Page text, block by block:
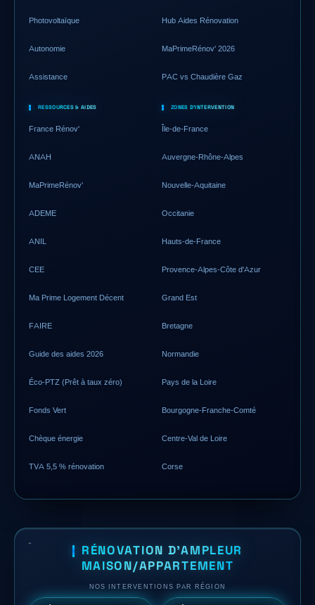
Photovoltaïque
Autonomie
Assistance
Hub Aides Rénovation
MaPrimeRénov' 2026
PAC vs Chaudière Gaz
RESSOURCES & AIDES
France Rénov'
ANAH
MaPrimeRénov'
ADEME
ANIL
CEE
Ma Prime Logement Décent
FAIRE
Guide des aides 2026
Éco-PTZ (Prêt à taux zéro)
Fonds Vert
Chèque énergie
TVA 5,5 % rénovation
ZONES D'INTERVENTION
Île-de-France
Auvergne-Rhône-Alpes
Nouvelle-Aquitaine
Occitanie
Hauts-de-France
Provence-Alpes-Côte d'Azur
Grand Est
Bretagne
Normandie
Pays de la Loire
Bourgogne-Franche-Comté
Centre-Val de Loire
Corse
RÉNOVATION D'AMPLEUR
MAISON/APPARTEMENT
NOS INTERVENTIONS PAR RÉGION